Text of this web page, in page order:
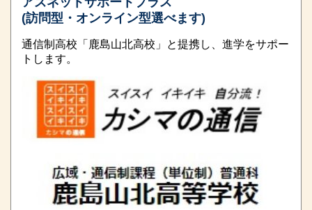
(訪問型・オンライン型選べます)
通信制高校「鹿島山北高校」と提携し、進学をサポー
トします。